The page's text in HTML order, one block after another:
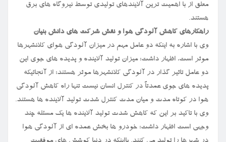
معلق از با اهمیت ترین آلایندهای تولیدی توسط نیروگاه های برق
هستند.
راهکارهای کاهش آلودگی هوا و نقش شرکت های دانش بنیان
وی با اشاره به اینکه دو عامل مهم در میزان آلودگی هوای کلانشهرها
موثر است، اظهار داشت: میزان تولید آلاینده و پدیده های جوی این
دو عامل تاثیر گذار در آلودگی کلانشهرها موثر هستند؛ از آنجائیکه
پدیده های جوی عمدتاً در کنترل انسان نیست تنها راه کاهش آلودگی
هوا در کوتاه مدت و میان مدت کنترل شدت تولید آلاینده ها هستند.
وی با تاکید بر این که کاهش شدت تولید آلاینده ها یک مسئله چند
وجهی است اظهار داشت: خودرو ها بخش عمده ای از آلودگی هوا